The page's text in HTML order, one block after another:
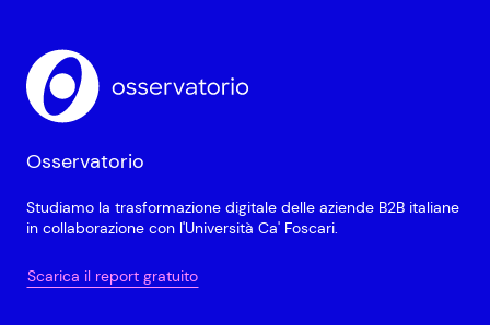
Osservatorio
Studiamo la trasformazione digitale delle aziende B2B italiane
in collaborazione con l'Università Ca' Foscari.
Scarica il report gratuito